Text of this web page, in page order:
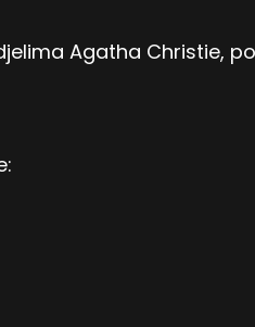
Agatha Christie,